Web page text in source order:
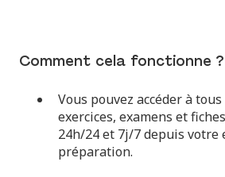
Comment cela fonctionne ?
Vous pouvez accéder à
exercices, examens et
24h/24 et 7j/7 depuis votre
préparation.